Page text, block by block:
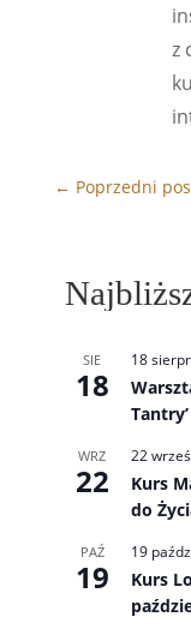
z
← Poprzedni
SIE
18
18
Tantry’
WRZ
22
22
Kurs
do
PAŹ
19
19
Kurs